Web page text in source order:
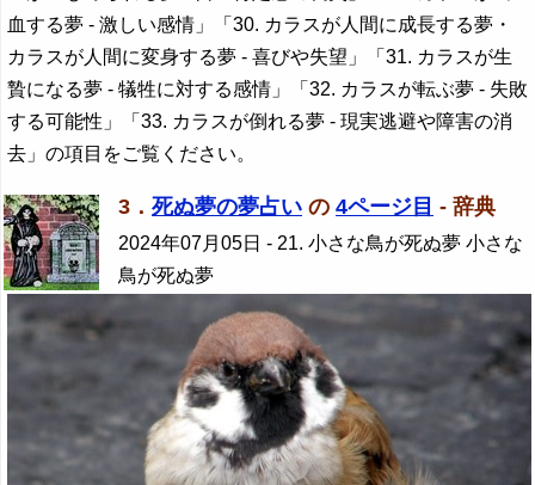
血する夢 - 激しい感情」「30. カラスが人間に成長する夢・
カラスが人間に変身する夢 - 喜びや失望」「31. カラスが生
贄になる夢 - 犠牲に対する感情」「32. カラスが転ぶ夢 - 失敗
する可能性」「33. カラスが倒れる夢 - 現実逃避や障害の消
去」の項目をご覧ください。
3． 死ぬ夢の夢占い の 4ページ目 - 辞典
2024年07月05日 - 21. 小さな鳥が死ぬ夢 小さな
鳥が死ぬ夢